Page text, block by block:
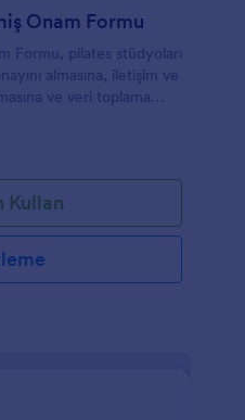
Onam Formu
Formu, pilates stüdyoları
almasına, iletişim ve
ve veri toplama
Kullan